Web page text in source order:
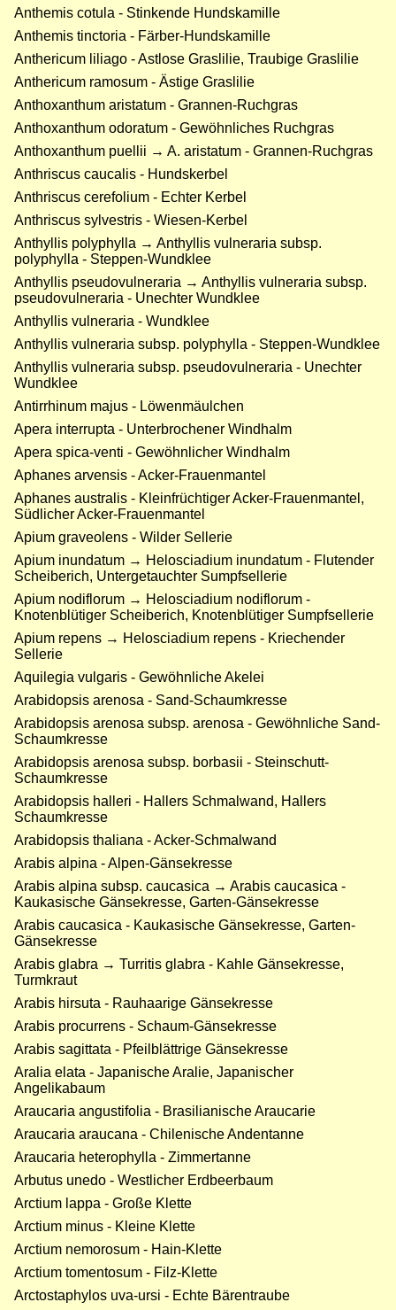
Anthemis cotula - Stinkende Hundskamille
Anthemis tinctoria - Färber-Hundskamille
Anthericum liliago - Astlose Graslilie, Traubige Graslilie
Anthericum ramosum - Ästige Graslilie
Anthoxanthum aristatum - Grannen-Ruchgras
Anthoxanthum odoratum - Gewöhnliches Ruchgras
Anthoxanthum puellii → A. aristatum - Grannen-Ruchgras
Anthriscus caucalis - Hundskerbel
Anthriscus cerefolium - Echter Kerbel
Anthriscus sylvestris - Wiesen-Kerbel
Anthyllis polyphylla → Anthyllis vulneraria subsp.
polyphylla - Steppen-Wundklee
Anthyllis pseudovulneraria → Anthyllis vulneraria subsp.
pseudovulneraria - Unechter Wundklee
Anthyllis vulneraria - Wundklee
Anthyllis vulneraria subsp. polyphylla - Steppen-Wundklee
Anthyllis vulneraria subsp. pseudovulneraria - Unechter
Wundklee
Antirrhinum majus - Löwenmäulchen
Apera interrupta - Unterbrochener Windhalm
Apera spica-venti - Gewöhnlicher Windhalm
Aphanes arvensis - Acker-Frauenmantel
Aphanes australis - Kleinfrüchtiger Acker-Frauenmantel,
Südlicher Acker-Frauenmantel
Apium graveolens - Wilder Sellerie
Apium inundatum → Helosciadium inundatum - Flutender
Scheiberich, Untergetauchter Sumpfsellerie
Apium nodiflorum → Helosciadium nodiflorum -
Knotenblütiger Scheiberich, Knotenblütiger Sumpfsellerie
Apium repens → Helosciadium repens - Kriechender
Sellerie
Aquilegia vulgaris - Gewöhnliche Akelei
Arabidopsis arenosa - Sand-Schaumkresse
Arabidopsis arenosa subsp. arenosa - Gewöhnliche Sand-
Schaumkresse
Arabidopsis arenosa subsp. borbasii - Steinschutt-
Schaumkresse
Arabidopsis halleri - Hallers Schmalwand, Hallers
Schaumkresse
Arabidopsis thaliana - Acker-Schmalwand
Arabis alpina - Alpen-Gänsekresse
Arabis alpina subsp. caucasica → Arabis caucasica -
Kaukasische Gänsekresse, Garten-Gänsekresse
Arabis caucasica - Kaukasische Gänsekresse, Garten-
Gänsekresse
Arabis glabra → Turritis glabra - Kahle Gänsekresse,
Turmkraut
Arabis hirsuta - Rauhaarige Gänsekresse
Arabis procurrens - Schaum-Gänsekresse
Arabis sagittata - Pfeilblättrige Gänsekresse
Aralia elata - Japanische Aralie, Japanischer
Angelikabaum
Araucaria angustifolia - Brasilianische Araucarie
Araucaria araucana - Chilenische Andentanne
Araucaria heterophylla - Zimmertanne
Arbutus unedo - Westlicher Erdbeerbaum
Arctium lappa - Große Klette
Arctium minus - Kleine Klette
Arctium nemorosum - Hain-Klette
Arctium tomentosum - Filz-Klette
Arctostaphylos uva-ursi - Echte Bärentraube